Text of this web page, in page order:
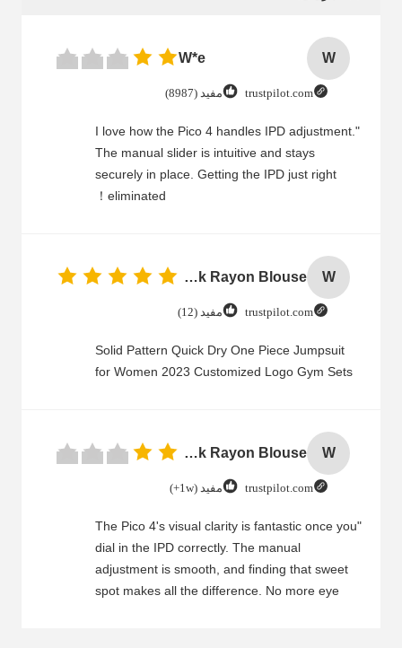
W
W*e
trustpilot.com مفید (8987)
"I love how the Pico 4 handles IPD adjustment.
The manual slider is intuitive and stays
securely in place. Getting the IPD just right
eliminated！
W
Women Cold Shoulder V Neck Rayon Blouse
trustpilot.com مفید (12)
Solid Pattern Quick Dry One Piece Jumpsuit
for Women 2023 Customized Logo Gym Sets
W
Women Cold Shoulder V Neck Rayon Blouse
trustpilot.com مفید (1w+)
"The Pico 4's visual clarity is fantastic once you
dial in the IPD correctly. The manual
adjustment is smooth, and finding that sweet
spot makes all the difference. No more eye